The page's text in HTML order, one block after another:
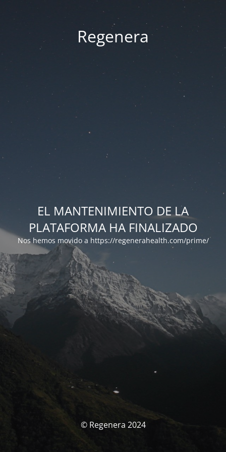
Regenera
EL MANTENIMIENTO DE LA
PLATAFORMA HA FINALIZADO
Nos hemos movido a https://regenerahealth.com/prime/
© Regenera 2024